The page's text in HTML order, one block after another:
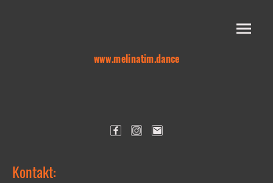
www.melinatim.dance
Kontakt: